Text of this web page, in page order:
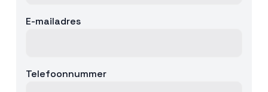
E-mailadres
Telefoonnummer